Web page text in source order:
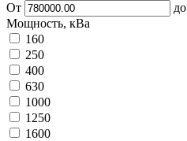
От
до
Мощность, кВа
160
250
400
630
1000
1250
1600